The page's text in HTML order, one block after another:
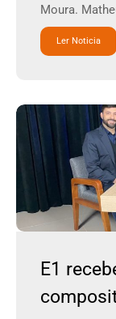
Moura.
Ler Noticia
E1